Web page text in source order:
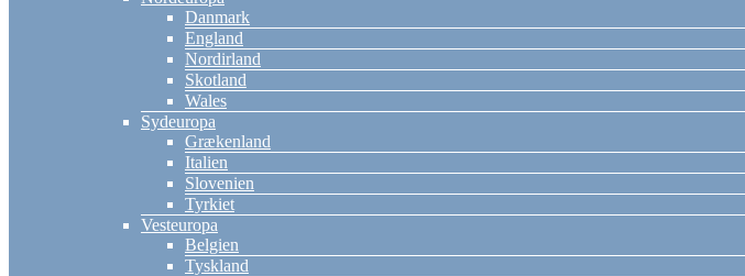
Danmark
England
Nordirland
Skotland
Wales
Sydeuropa
Grækenland
Italien
Slovenien
Tyrkiet
Vesteuropa
Belgien
Tyskland